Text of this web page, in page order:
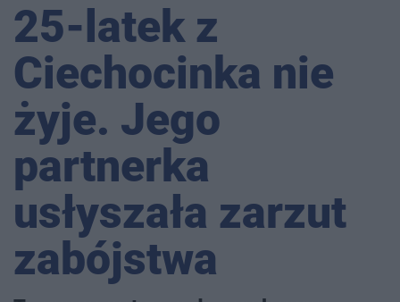
25-latek z
Ciechocinka nie
żyje. Jego
partnerka
usłyszała zarzut
zabójstwa